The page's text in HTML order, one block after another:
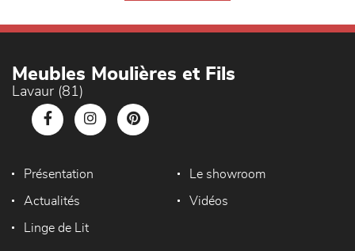
Meubles Moulières et Fils
Lavaur (81)
Présentation Le showroom
Actualités Vidéos
Linge de Lit